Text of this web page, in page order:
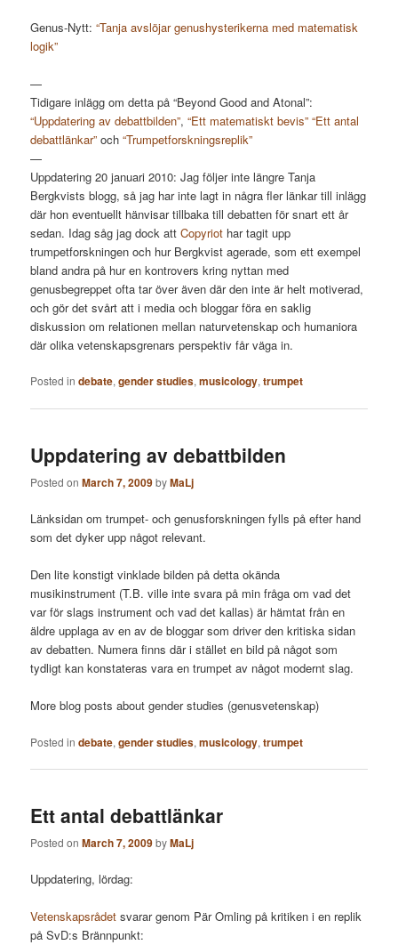
Genus-Nytt:“Tanja avslöjar genushysterikerna med matematisk
logik”
—
Tidigare inlägg om detta på “Beyond Good and Atonal”:
“Uppdatering av debattbilden”,“Ett matematiskt bevis” “Ett antal
debattlänkar” och“Trumpetforskningsreplik”
—
Uppdatering 20 januari 2010: Jag följer inte längre Tanja
Bergkvists blogg, så jag har inte lagt in några fler länkar till inlägg
där hon eventuellt hänvisar tillbaka till debatten för snart ett år
sedan. Idag såg jag dock attCopyriot har tagit upp
trumpetforskningen och hur Bergkvist agerade, som ett exempel
bland andra på hur en kontrovers kring nyttan med
genusbegreppet ofta tar över även där den inte är helt motiverad,
och gör det svårt att i media och bloggar föra en saklig
diskussion om relationen mellan naturvetenskap och humaniora
där olika vetenskapsgrenars perspektiv får väga in.
Posted in debate,gender studies,musicology,trumpet
Uppdatering av debattbilden
Posted onMarch 7, 2009byMaLj
Länksidan om trumpet- och genusforskningen fylls på efter hand
som det dyker upp något relevant.
Den lite konstigt vinklade bilden på detta okända
musikinstrument (T.B. ville inte svara på min fråga om vad det
var för slags instrument och vad det kallas) är hämtat från en
äldre upplaga av en av de bloggar som driver den kritiska sidan
av debatten. Numera finns där i stället en bild på något som
tydligt kan konstateras vara en trumpet av något modernt slag.
More blog posts about gender studies (genusvetenskap)
Posted in debate,gender studies,musicology,trumpet
Ett antal debattlänkar
Posted onMarch 7, 2009byMaLj
Uppdatering, lördag:
Vetenskapsrådet svarar genom Pär Omling på kritiken i en replik
på SvD:s Brännpunkt: